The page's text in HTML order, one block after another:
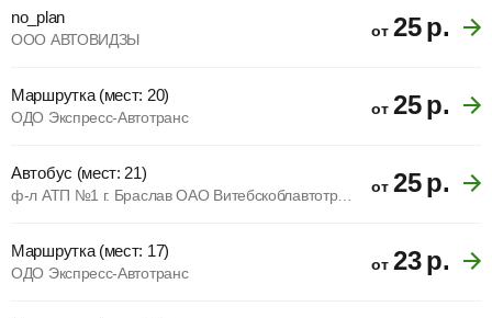
no_plan
ООО АВТОВИДЗЫ
от 25р.
Маршрутка (мест: 20)
ОДО Экспресс-Автотранс
от 25р.
Автобус (мест: 21)
ф-л АТП №1 г. Браслав ОАО Витебскоблавтотранс
от 25р.
Маршрутка (мест: 17)
ОДО Экспресс-Автотранс
от 23р.